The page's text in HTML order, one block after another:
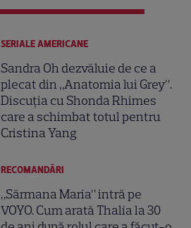
SERIALE AMERICANE
Sandra Oh dezvăluie de ce a
plecat din „Anatomia lui Grey”.
Discuția cu Shonda Rhimes
care a schimbat totul pentru
Cristina Yang
RECOMANDĂRI
„Sărmana Maria” intră pe
VOYO. Cum arată Thalía la 30